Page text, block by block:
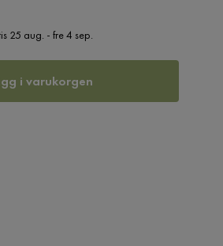
25 aug. - fre 4 sep.
i varukorgen